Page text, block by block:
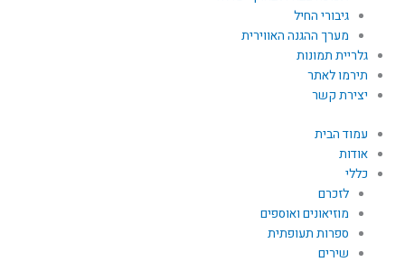
גיבורי החיל
מערך ההגנה האווירית
גלריית תמונות
תירמו לאתר
יצירת קשר
עמוד הבית
אודות
כללי
לזכרם
מוזיאונים ואוספים
ספרות תעופתית
שירים